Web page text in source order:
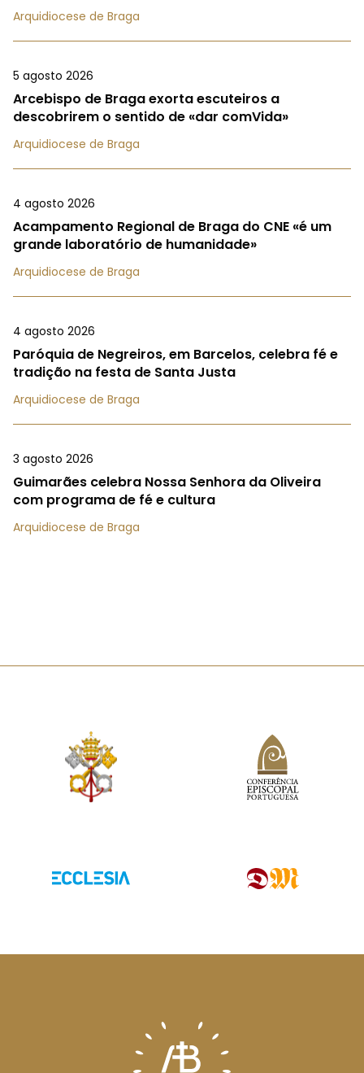
Arquidiocese de Braga
5 agosto 2026
Arcebispo de Braga exorta escuteiros a
descobrirem o sentido de «dar comVida»
Arquidiocese de Braga
4 agosto 2026
Acampamento Regional de Braga do CNE «é um
grande laboratório de humanidade»
Arquidiocese de Braga
4 agosto 2026
Paróquia de Negreiros, em Barcelos, celebra fé e
tradição na festa de Santa Justa
Arquidiocese de Braga
3 agosto 2026
Guimarães celebra Nossa Senhora da Oliveira
com programa de fé e cultura
Arquidiocese de Braga